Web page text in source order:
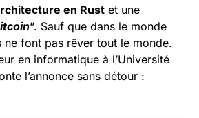
en Rust et une
“. Sauf que dans le monde
ne font pas rêver tout le monde.
en informatique à l’Université
l’annonce sans détour :